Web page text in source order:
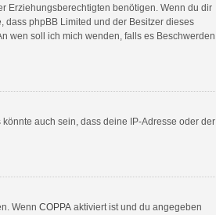
Erziehungsberechtigten benötigen. Wenn du dir
dass phpBB Limited und der Besitzer dieses
wen soll ich mich wenden, falls es Beschwerden
auch sein, dass deine IP-Adresse oder der
Wenn COPPA aktiviert ist und du angegeben